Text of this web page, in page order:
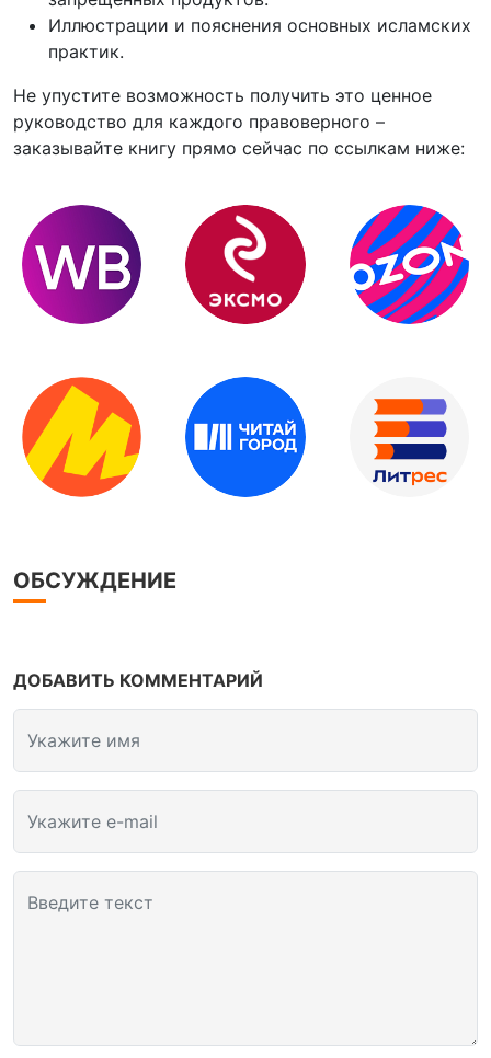
Иллюстрации и пояснения основных исламских
практик.
Не упустите возможность получить это ценное
руководство для каждого правоверного –
заказывайте книгу прямо сейчас по ссылкам ниже:
ОБСУЖДЕНИЕ
ДОБАВИТЬ КОММЕНТАРИЙ
Укажите имя
Укажите e-mail
Введите текст